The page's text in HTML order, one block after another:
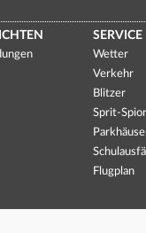
SERVICE
Wetter
Verkehr
Blitzer
Sprit-
Flugplan